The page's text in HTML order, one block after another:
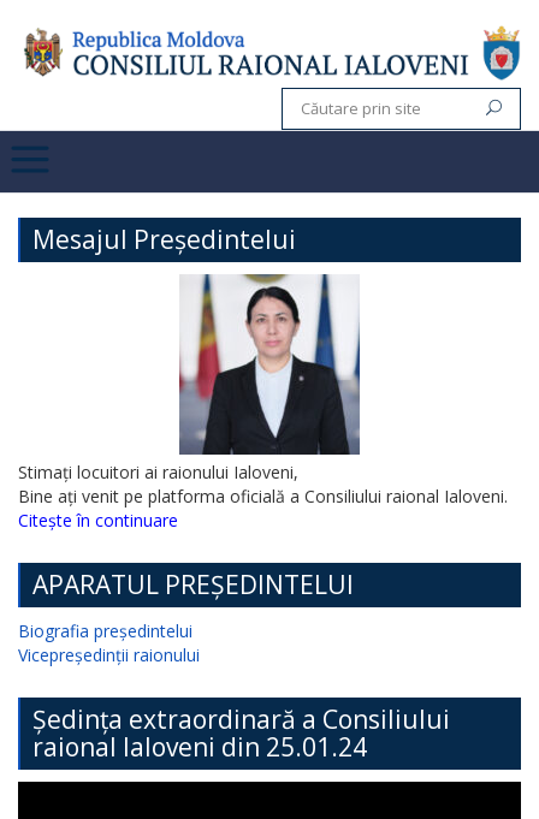
Mesajul Președintelui
Stimați locuitori ai raionului Ialoveni,
Bine ați venit pe platforma oficială a Consiliului raional Ialoveni.
Citește în continuare
APARATUL PREȘEDINTELUI
Biografia președintelui
Vicepreședinții raionului
Ședința extraordinară a Consiliului
raional Ialoveni din 25.01.24